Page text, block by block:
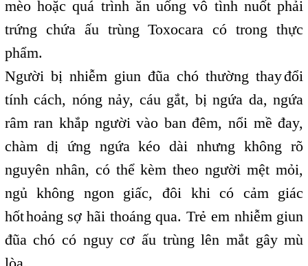
mèo hoặc quá trình ăn uống vô tình nuốt phải
trứng chứa ấu trùng Toxocara có trong thực
phẩm.
Người bị nhiễm giun đũa chó thường thay,đổi
tính cách, nóng nảy, cáu gắt, bị ngứa da, ngứa
râm ran khắp người vào ban đêm, nổi mề đay,
chàm dị ứng ngứa kéo dài nhưng không rõ
nguyên nhân, có thể kèm theo người mệt mỏi,
ngủ không ngon giấc, đôi khi có cảm giác
hốt,hoảng sợ hãi thoáng qua. Trẻ em nhiễm giun
đũa chó có nguy cơ ấu trùng lên mắt gây mù